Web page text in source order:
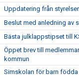
Uppdatering från
Beslut med anledning av
Bästa julklappstipset till
Öppet brev till
kommun
Simskolan för barn födda